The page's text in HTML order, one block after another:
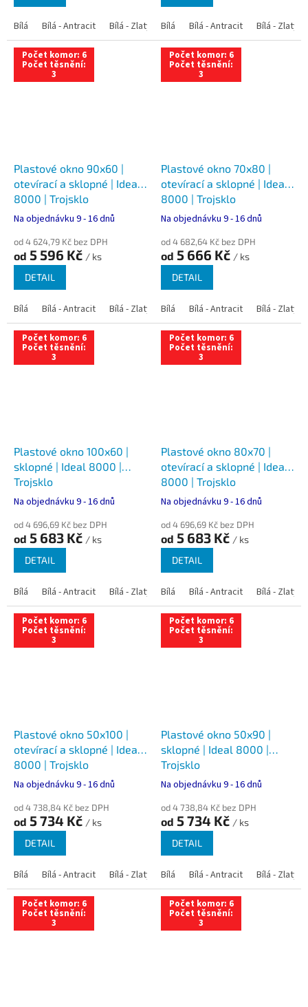
Bílá Bílá - Antracit Bílá - Zlatý dub Bílá - Tmavý dub Bílá -
Bílá Bílá - Antracit Bílá - Zlatý
Počet komor: 6
Počet těsnění:
3
Plastové okno 90x60 |
otevírací a sklopné | Ideal
8000 | Trojsklo
Na objednávku 9 - 16 dnů
od 4 624,79 Kč bez DPH
od 5 596 Kč / ks
DETAIL
Bílá Bílá - Antracit Bílá - Zlatý dub Bílá - Tmavý dub Bílá -
Počet komor: 6
Počet těsnění:
3
Plastové okno 70x80 |
otevírací a sklopné | Ideal
8000 | Trojsklo
Na objednávku 9 - 16 dnů
od 4 682,64 Kč bez DPH
od 5 666 Kč / ks
DETAIL
Bílá Bílá - Antracit Bílá - Zlatý
Počet komor: 6
Počet těsnění:
3
Plastové okno 100x60 |
sklopné | Ideal 8000 |
Trojsklo
Na objednávku 9 - 16 dnů
od 4 696,69 Kč bez DPH
od 5 683 Kč / ks
DETAIL
Bílá Bílá - Antracit Bílá - Zlatý dub Bílá - Tmavý dub Bílá -
Počet komor: 6
Počet těsnění:
3
Plastové okno 80x70 |
otevírací a sklopné | Ideal
8000 | Trojsklo
Na objednávku 9 - 16 dnů
od 4 696,69 Kč bez DPH
od 5 683 Kč / ks
DETAIL
Bílá Bílá - Antracit Bílá - Zlatý
Počet komor: 6
Počet těsnění:
3
Plastové okno 50x100 |
otevírací a sklopné | Ideal
8000 | Trojsklo
Na objednávku 9 - 16 dnů
od 4 738,84 Kč bez DPH
od 5 734 Kč / ks
DETAIL
Bílá Bílá - Antracit Bílá - Zlatý dub Bílá - Tmavý dub Bílá -
Počet komor: 6
Počet těsnění:
3
Plastové okno 50x90 |
sklopné | Ideal 8000 |
Trojsklo
Na objednávku 9 - 16 dnů
od 4 738,84 Kč bez DPH
od 5 734 Kč / ks
DETAIL
Bílá Bílá - Antracit Bílá - Zlatý
Počet komor: 6
Počet těsnění:
3
Počet komor: 6
Počet těsnění:
3